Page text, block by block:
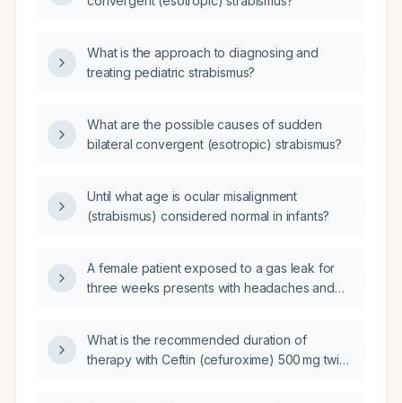
What is the approach to diagnosing and
treating pediatric strabismus?
What are the possible causes of sudden
bilateral convergent (esotropic) strabismus?
Until what age is ocular misalignment
(strabismus) considered normal in infants?
A female patient exposed to a gas leak for
three weeks presents with headaches and
grade 1 diastolic dysfunction and
left‑ventricular hypertrophy?
What is the recommended duration of
therapy with Ceftin (cefuroxime) 500 mg twice